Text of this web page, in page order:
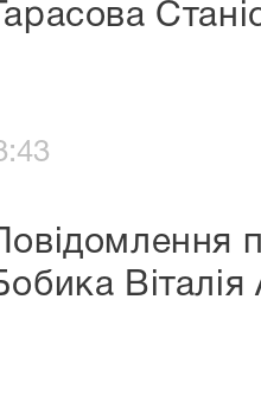
Тарасова
Повідомлення